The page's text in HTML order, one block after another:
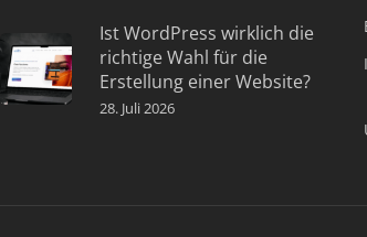
Ist WordPress wirklich die
richtige Wahl für die
Erstellung einer Website?
28. Juli 2026